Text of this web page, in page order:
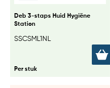
Deb 3-staps Huid Hygiëne
Station
SSCSML1NL
Per stuk